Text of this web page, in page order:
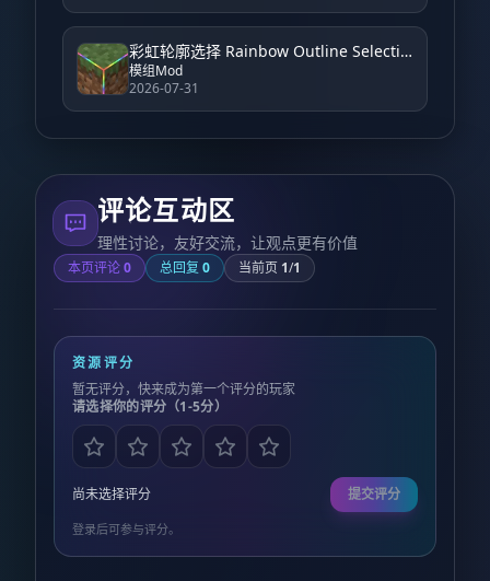
彩虹轮廓选择 Rainbow Outline Selection
模组Mod
2026-07-31
评论互动区
理性讨论，友好交流，让观点更有价值
本页评论0 总回复 0 当前页 1/1
资源评分
暂无评分，快来成为第一个评分的玩家
请选择你的评分（1-5分）
尚未选择评分 提交评分
登录后可参与评分。